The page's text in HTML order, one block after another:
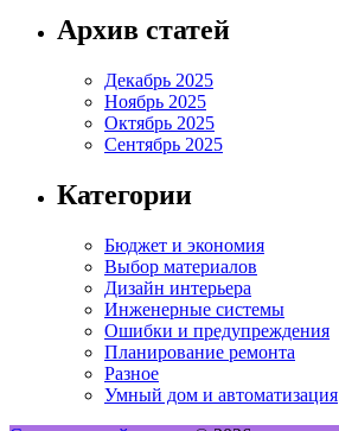
Архив статей
Декабрь 2025
Ноябрь 2025
Октябрь 2025
Сентябрь 2025
Категории
Бюджет и экономия
Выбор материалов
Дизайн интерьера
Инженерные системы
Ошибки и предупреждения
Планирование ремонта
Разное
Умный дом и автоматизация